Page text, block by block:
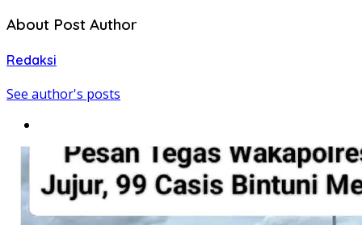
About Post Author
Redaksi
See author's posts